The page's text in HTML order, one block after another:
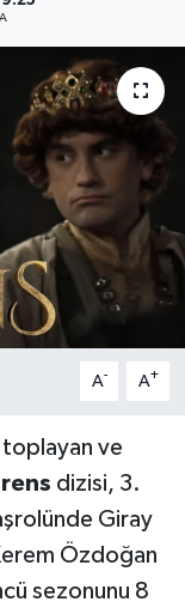
A- A+
ve
dizisi, 3.
Giray
Özdoğan
sezonunu 8